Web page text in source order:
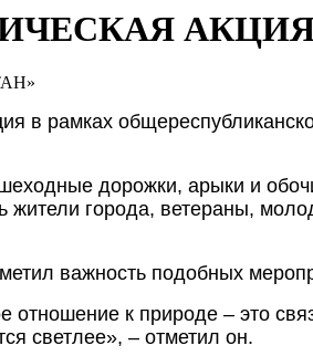
АКЦИЯ
в рамках
дорожки, арыки и
жители города, ветераны,
важность подобных
к природе – это
светлее», – отметил он.